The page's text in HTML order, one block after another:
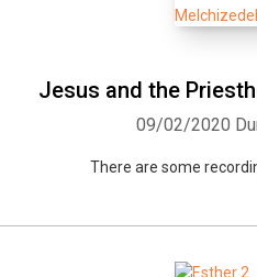
Jesus and the
09/02/2020
There are some